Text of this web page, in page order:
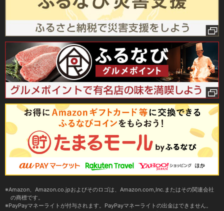
Amazon、Amazon.co.jpおよびそのロゴは、Amazon.com,Inc.またはその関連会社
の商標です。
PayPayマネーライトが付与されます。PayPayマネーライトの出金はできません。